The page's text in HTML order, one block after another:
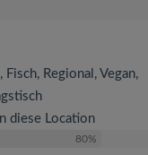
Regional, Vegan,
diese Location
80%